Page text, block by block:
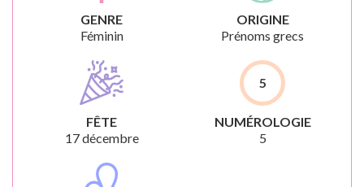
GENRE
Féminin
ORIGINE
Prénoms grecs
FÊTE
17 décembre
5
NUMÉROLOGIE
5